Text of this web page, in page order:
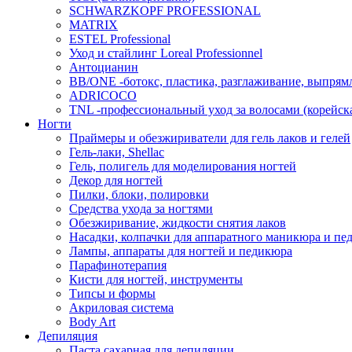
SCHWARZKOPF PROFESSIONAL
MATRIX
ESTEL Professional
Уход и стайлинг Loreal Professionnel
Антоцианин
BB/ONE -ботокс, пластика, разглаживание,
ADRICOCO
TNL -профессиональный уход за волосами
Ногти
Праймеры и обезжириватели для гель лаков и гелей
Гель-лаки, Shellac
Гель, полигель для моделирования ногтей
Декор для ногтей
Пилки, блоки, полировки
Средства ухода за ногтями
Обезжиривание, жидкости снятия лаков
Насадки, колпачки для аппаратного маникюра и
Лампы, аппараты для ногтей и педикюра
Парафинотерапия
Кисти для ногтей, инструменты
Типсы и формы
Акриловая система
Body Art
Депиляция